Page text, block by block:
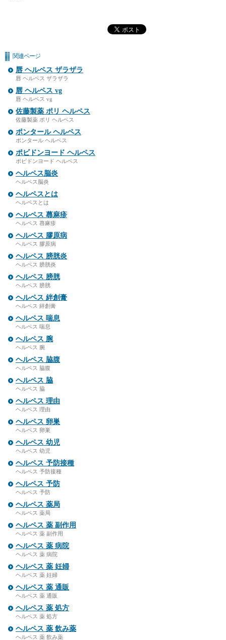
関連ページ
唇 ヘルペス ザラザラ
唇 ヘルペス ザラザラ
唇 ヘルペス vg
唇 ヘルペス vg
佐藤製薬 ポリ ヘルペス
佐藤製薬 ポリ ヘルペス
ポンタール ヘルペス
ポンタール ヘルペス
ポビドンヨード ヘルペス
ポビドンヨード ヘルペス
ヘルペス脳炎
ヘルペス脳炎
ヘルペスとは
ヘルペスとは
ヘルペス 蕁麻疹
ヘルペス 蕁麻疹
ヘルペス 膠原病
ヘルペス 膠原病
ヘルペス 膀胱炎
ヘルペス 膀胱炎
ヘルペス 膀胱
ヘルペス 膀胱
ヘルペス 絆創膏
ヘルペス 絆創膏
ヘルペス 喘息
ヘルペス 喘息
ヘルペス 腕
ヘルペス 腕
ヘルペス 脇腹
ヘルペス 脇腹
ヘルペス 脇
ヘルペス 脇
ヘルペス 理由
ヘルペス 理由
ヘルペス 卵巣
ヘルペス 卵巣
ヘルペス 幼児
ヘルペス 幼児
ヘルペス 予防接種
ヘルペス 予防接種
ヘルペス 予防
ヘルペス 予防
ヘルペス 薬局
ヘルペス 薬局
ヘルペス 薬 副作用
ヘルペス 薬 副作用
ヘルペス 薬 病院
ヘルペス 薬 病院
ヘルペス 薬 妊婦
ヘルペス 薬 妊婦
ヘルペス 薬 通販
ヘルペス 薬 通販
ヘルペス 薬 処方
ヘルペス 薬 処方
ヘルペス 薬 飲み薬
ヘルペス 薬 飲み薬